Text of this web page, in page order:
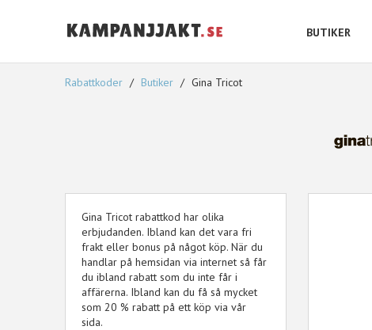
BUTIKER
Rabattkoder Butiker Gina Tricot
Gina Tricot rabattkod har olika
erbjudanden. Ibland kan det vara fri
frakt eller bonus på något köp. När du
handlar på hemsidan via internet så får
du ibland rabatt som du inte får i
affärerna. Ibland kan du få så mycket
som 20 % rabatt på ett köp via vår
sida.